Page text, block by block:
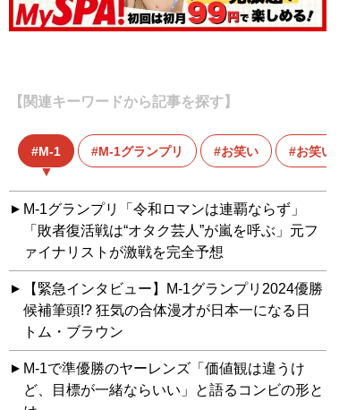
【関連キーワードから記事を探す】
M-1 M-1グランプリ お笑い お笑い
M-1グランプリ「令和ロマンは連覇ならず」
「敗者復活戦は“オタク芸人”が嵐を呼ぶ」元フ
ァイナリストが激戦を完全予想
【緊急インタビュー】M-1グランプリ2024優勝
候補筆頭!? 狂気の合体漫才が日本一になる日
トム・ブラウン
M-1で準優勝のヤーレンズ「価値観は違うけ
ど、目標が一緒ならいい」と語るコンビの形と